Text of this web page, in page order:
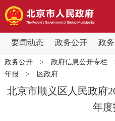
要闻动态 政务公开 政
要闻动态
党中央精神 国务
北京要闻 会议
政务公开> 政府信息公开专栏
年报 > 区政府
北京市顺义区人民政府
年